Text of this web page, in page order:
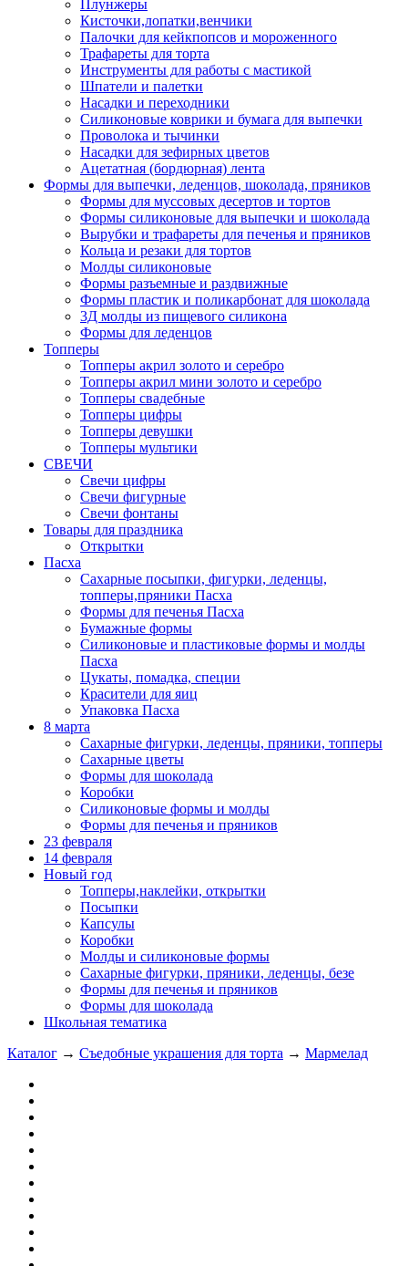
Плунжеры
Кисточки,лопатки,венчики
Палочки для кейкпопсов и мороженного
Трафареты для торта
Инструменты для работы с мастикой
Шпатели и палетки
Насадки и переходники
Силиконовые коврики и бумага для выпечки
Проволока и тычинки
Насадки для зефирных цветов
Ацетатная (бордюрная) лента
Формы для выпечки, леденцов, шоколада, пряников
Формы для муссовых десертов и тортов
Формы силиконовые для выпечки и шоколада
Вырубки и трафареты для печенья и пряников
Кольца и резаки для тортов
Молды силиконовые
Формы разъемные и раздвижные
Формы пластик и поликарбонат для шоколада
3Д молды из пищевого силикона
Формы для леденцов
Топперы
Топперы акрил золото и серебро
Топперы акрил мини золото и серебро
Топперы свадебные
Топперы цифры
Топперы девушки
Топперы мультики
СВЕЧИ
Свечи цифры
Свечи фигурные
Свечи фонтаны
Товары для праздника
Открытки
Пасха
Сахарные посыпки, фигурки, леденцы,
топперы,пряники Пасха
Формы для печенья Пасха
Бумажные формы
Силиконовые и пластиковые формы и молды
Пасха
Цукаты, помадка, специи
Красители для яиц
Упаковка Пасха
8 марта
Сахарные фигурки, леденцы, пряники, топперы
Сахарные цветы
Формы для шоколада
Коробки
Силиконовые формы и молды
Формы для печенья и пряников
23 февраля
14 февраля
Новый год
Топперы,наклейки, открытки
Посыпки
Капсулы
Коробки
Молды и силиконовые формы
Сахарные фигурки, пряники, леденцы, безе
Формы для печенья и пряников
Формы для шоколада
Школьная тематика
Каталог → Съедобные украшения для торта → Мармелад